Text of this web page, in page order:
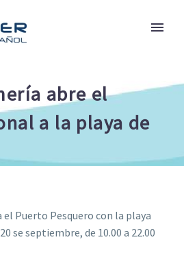
abre el
a la playa de
el Puerto Pesquero con la playa
se septiembre, de 10.00 a 22.00